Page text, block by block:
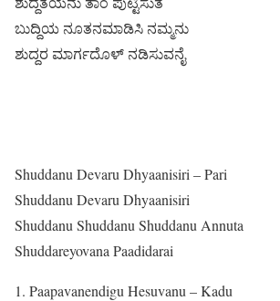
ಬುದ್ದಿಯ ನೂತನಮಾಡಿಸಿ ನಮ್ಮನು
ಶುದ್ದರ ಮಾರ್ಗದೊಳ್ ನಡಿಸುವನೈ
Shuddanu Devaru Dhyaanisiri – Pari
Shuddanu Devaru Dhyaanisiri
Shuddanu Shuddanu Shuddanu Annuta
Shuddareyovana Paadidarai
1. Paapavanendigu Hesuvanu – Kadu